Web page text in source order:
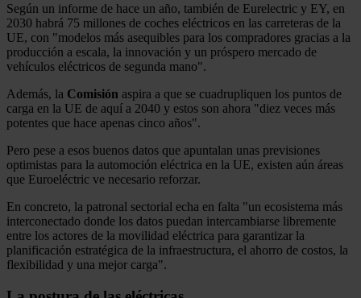
Según un informe de hace un año, también de Eurelectric y EY, en
2030 habrá 75 millones de coches eléctricos en las carreteras de la
UE, con "modelos más asequibles para los compradores gracias a la
producción a escala, la innovación y un próspero mercado de
vehículos eléctricos de segunda mano".
Además, la Comisión aspira a que se cuadrupliquen los puntos de
carga en la UE de aquí a 2040 y estos son ahora "diez veces más
potentes que hace apenas cinco años".
Pero pese a esos buenos datos que apuntalan unas previsiones
optimistas para la automoción eléctrica en la UE, existen aún áreas
que Euroeléctric ve necesario reforzar.
En concreto, la patronal sectorial echa en falta "un ecosistema más
interconectado donde los datos puedan intercambiarse libremente
entre los actores de la movilidad eléctrica para garantizar la
planificación estratégica de la infraestructura, el ahorro de costos, la
flexibilidad y una mejor carga".